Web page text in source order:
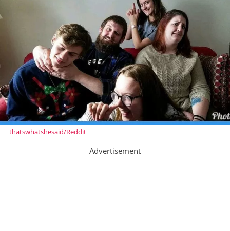
thatswhatshesaid/Reddit
Advertisement